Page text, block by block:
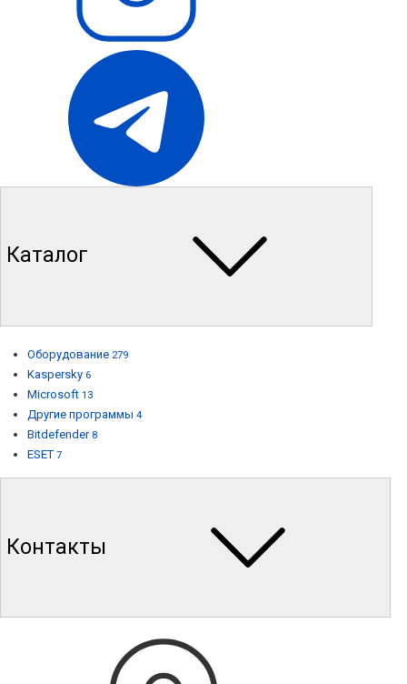
Каталог
Оборудование 279
Kaspersky 6
Microsoft 13
Другие программы 4
Bitdefender 8
ESET 7
Контакты